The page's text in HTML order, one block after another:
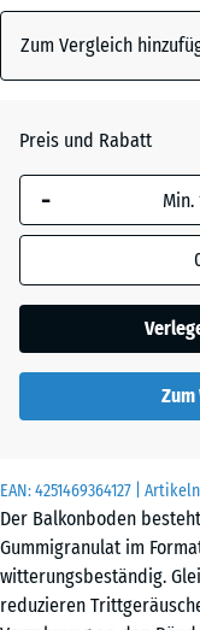
EAN:4251469364127 |
Der Balkonboden
Gummigranulat im
witterungsbeständig.
reduzieren
(active)
Grasgrün + 0,50 €
Ziegelrot
Zum Vergleich
Preis und Rabatt
-